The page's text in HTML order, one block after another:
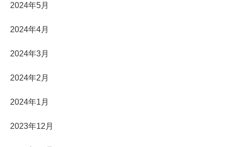
2024年5月
2024年4月
2024年3月
2024年2月
2024年1月
2023年12月